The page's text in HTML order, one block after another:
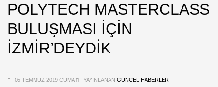
POLYTECH MASTERCLASS
BULUŞMASI İÇİN
İZMİR’DEYDİK
05 TEMMUZ 2019 CUMA YAYINLANAN GÜNCEL HABERLER